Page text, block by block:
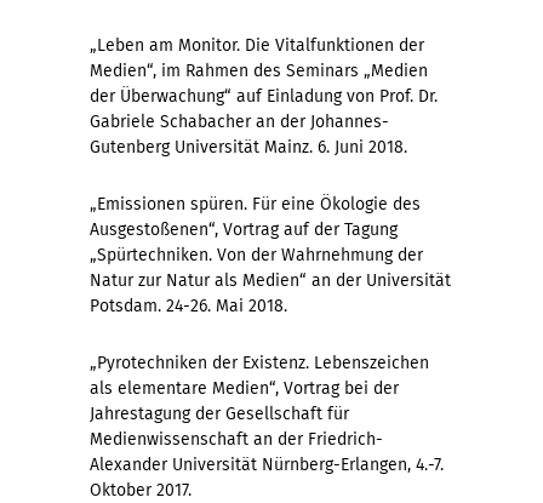
„Leben am Monitor. Die Vitalfunktionen der
Medien“, im Rahmen des Seminars „Medien
der Überwachung“ auf Einladung von Prof. Dr.
Gabriele Schabacher an der Johannes-
Gutenberg Universität Mainz. 6. Juni 2018.
„Emissionen spüren. Für eine Ökologie des
Ausgestoßenen“, Vortrag auf der Tagung
„Spürtechniken. Von der Wahrnehmung der
Natur zur Natur als Medien“ an der Universität
Potsdam. 24-26. Mai 2018.
„Pyrotechniken der Existenz. Lebenszeichen
als elementare Medien“, Vortrag bei der
Jahrestagung der Gesellschaft für
Medienwissenschaft an der Friedrich-
Alexander Universität Nürnberg-Erlangen, 4.-7.
Oktober 2017.